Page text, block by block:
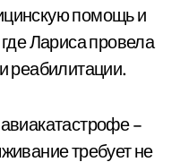
помощь и
Лариса провела
реабилитации.
–
требует не